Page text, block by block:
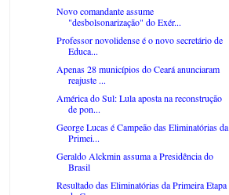
Novo comandante assume
"desbolsonarização" do Exér...
Professor novolidense é o novo secretário de
Educa...
Apenas 28 municípios do Ceará anunciaram
reajuste ...
América do Sul: Lula aposta na reconstrução
de pon...
George Lucas é Campeão das Eliminatórias da
Primei...
Geraldo Alckmin assuma a Presidência do
Brasil
Resultado das Eliminatórias da Primeira Etapa